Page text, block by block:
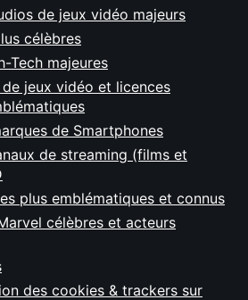
de jeux vidéo majeurs
célèbres
Tech majeures
jeux vidéo et licences
de Smartphones
de streaming (films et
plus emblématiques et connus
célèbres et acteurs
des cookies & trackers sur